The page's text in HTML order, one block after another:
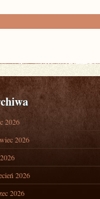
2026
2026
2026
2026